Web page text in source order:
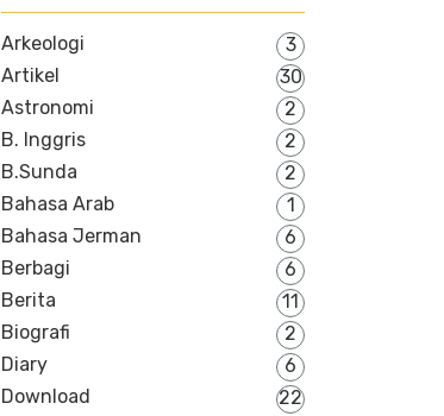
Arkeologi
3
Artikel
30
Astronomi
2
B. Inggris
2
B.Sunda
2
Bahasa Arab
1
Bahasa Jerman
6
Berbagi
6
Berita
11
Biografi
2
Diary
6
Download
22